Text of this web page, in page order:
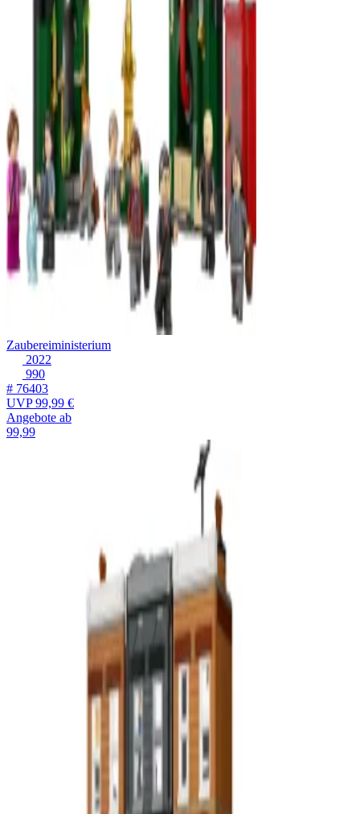
Zaubereiministerium
2022
990
# 76403
UVP99,99 €
Angebote ab
99,99